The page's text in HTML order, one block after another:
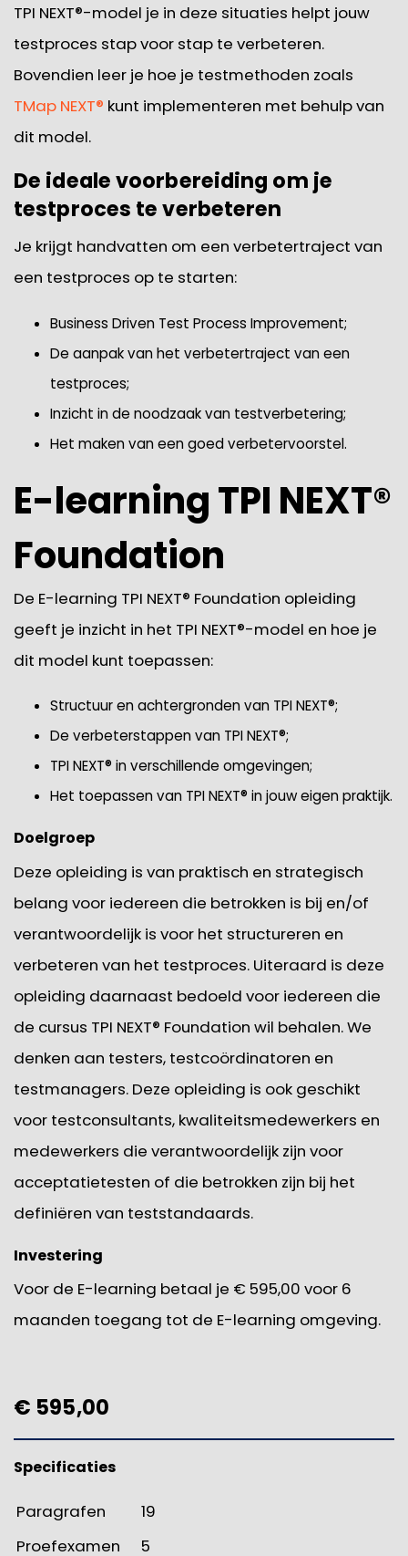
TPI NEXT®-model je in deze situaties helpt jouw
testproces stap voor stap te verbeteren.
Bovendien leer je hoe je testmethoden zoals
TMap NEXT® kunt implementeren met behulp van
dit model.
De ideale voorbereiding om je
testproces te verbeteren
Je krijgt handvatten om een verbetertraject van
een testproces op te starten:
Business Driven Test Process Improvement;
De aanpak van het verbetertraject van een
testproces;
Inzicht in de noodzaak van testverbetering;
Het maken van een goed verbetervoorstel.
E-learning TPI NEXT®
Foundation
De E-learning TPI NEXT® Foundation opleiding
geeft je inzicht in het TPI NEXT®-model en hoe je
dit model kunt toepassen:
Structuur en achtergronden van TPI NEXT®;
De verbeterstappen van TPI NEXT®;
TPI NEXT® in verschillende omgevingen;
Het toepassen van TPI NEXT® in jouw eigen praktijk.
Doelgroep
Deze opleiding is van praktisch en strategisch
belang voor iedereen die betrokken is bij en/of
verantwoordelijk is voor het structureren en
verbeteren van het testproces. Uiteraard is deze
opleiding daarnaast bedoeld voor iedereen die
de cursus TPI NEXT® Foundation wil behalen. We
denken aan testers, testcoördinatoren en
testmanagers. Deze opleiding is ook geschikt
voor testconsultants, kwaliteitsmedewerkers en
medewerkers die verantwoordelijk zijn voor
acceptatietesten of die betrokken zijn bij het
definiëren van teststandaards.
Investering
Voor de E-learning betaal je € 595,00 voor 6
maanden toegang tot de E-learning omgeving.
€ 595,00
Specificaties
Paragrafen
19
Proefexamen
5